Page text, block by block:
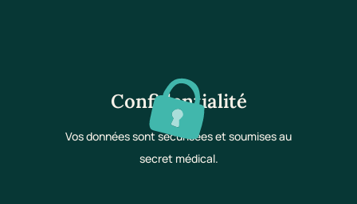
Confidentialité
Vos données sont sécurisées et soumises au
secret médical.